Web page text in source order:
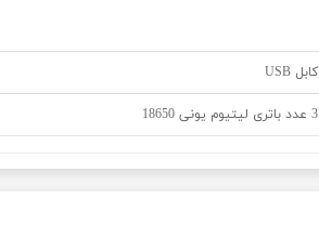
کابل USB
3 عدد باتری لیتیوم یونی 18650